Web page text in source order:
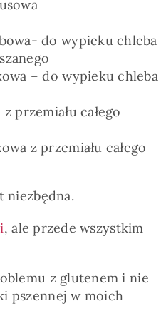
do wypieku chleba
– do wypieku chleba
przemiału całego
z przemiału całego
niezbędna.
, ale przede wszystkim
z glutenem i nie
pszennej w moich